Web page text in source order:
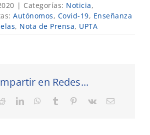
| Categorías: Noticia,
Autónomos, Covid-19, Enseñanza
, Nota de Prensa, UPTA
en Redes...
RedditLinkedInWhatsApp
Tumblr Pinterest
Vk
Correo